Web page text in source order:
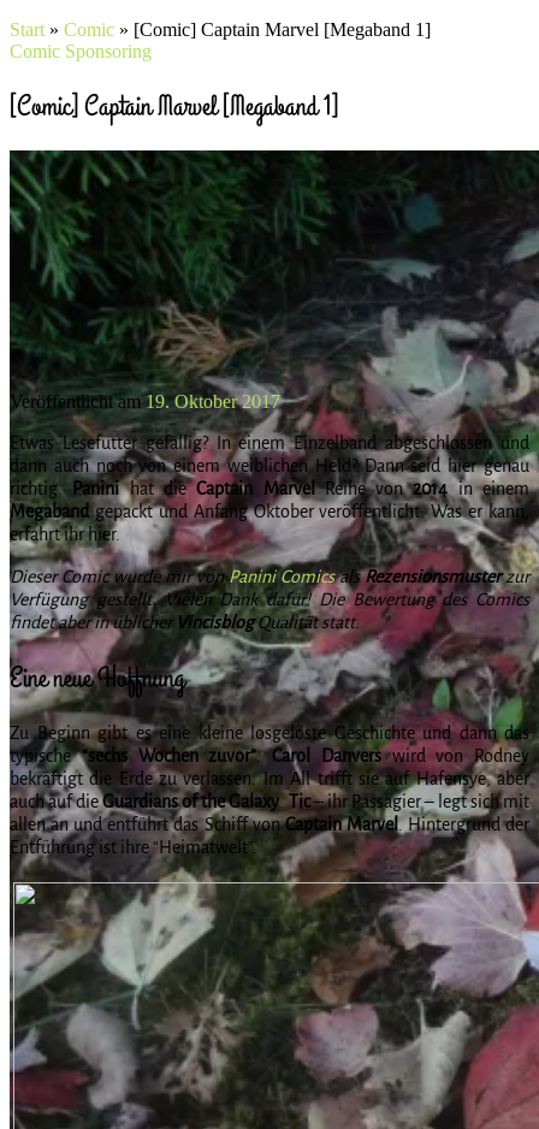
Start » Comic » [Comic] Captain Marvel [Megaband 1]
Comic Sponsoring
[Comic] Captain Marvel [Megaband 1]
Veröffentlicht am 19. Oktober 2017
Etwas Lesefutter gefällig? In einem Einzelband abgeschlossen und
dann auch noch von einem weiblichen Held? Dann seid hier genau
richtig. Paninihat dieCaptain MarvelReihe von2014 in einem
Megaband gepackt und Anfang Oktober veröffentlicht. Was er kann,
erfahrt ihr hier.
Dieser Comic wurde mir vonPanini ComicsalsRezensionsmusterzur
Verfügung gestellt. Vielen Dank dafür! Die Bewertung des Comics
findet aber in üblicher VincisblogQualität statt.
Eine neue Hoffnung
Zu Beginn gibt es eine kleine losgelöste Geschichte und dann das
typische“sechs Wochen zuvor”.Carol Danverswird von Rodney
bekräftigt die Erde zu verlassen. Im All trifft sie auf Hafensye, aber
auch auf dieGuardians of the Galaxy.Tic– ihr Passagier – legt sich mit
allen an und entführt das Schiff vonCaptain Marvel. Hintergrund der
Entführung ist ihre “Heimatwelt”.